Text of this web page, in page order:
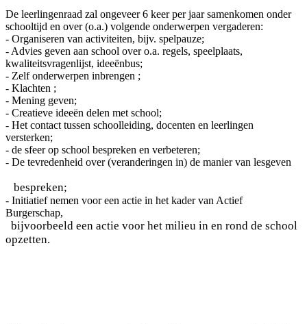
De leerlingenraad zal ongeveer 6 keer per jaar samenkomen onder
schooltijd en over (o.a.) volgende onderwerpen vergaderen:
- Organiseren van activiteiten, bijv. spelpauze;
- Advies geven aan school over o.a. regels, speelplaats,
kwaliteitsvragenlijst, ideeënbus;
- Zelf onderwerpen inbrengen ;
- Klachten ;
- Mening geven;
- Creatieve ideeën delen met school;
- Het contact tussen schoolleiding, docenten en leerlingen
versterken;
- de sfeer op school bespreken en verbeteren;
- De tevredenheid over (veranderingen in) de manier van lesgeven
bespreken;
- Initiatief nemen voor een actie in het kader van Actief
Burgerschap,
bijvoorbeeld een actie voor het milieu in en rond de school
opzetten.